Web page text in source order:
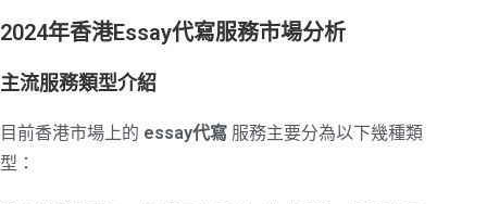
2024年香港Essay代寫服務市場分析
主流服務類型介紹
目前香港市場上的 essay代寫 服務主要分為以下幾種類
型：